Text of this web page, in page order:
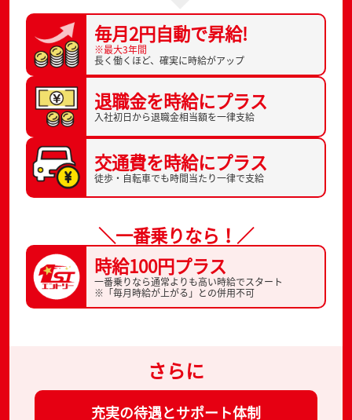
毎月2円自動で昇給!
※最大3年間
長く働くほど、 確実に時給がアップ
退職金を時給にプラス
入社初日から退職金相当額を一律支給
交通費を時給にプラス
徒歩・自転車でも時間当たり一律で支給
＼一番乗りなら！／
時給100円プラス
一番乗りなら通常よりも高い時給でスタート
※「毎月時給が上がる」との併用不可
さらに
充実の待遇とサポート体制